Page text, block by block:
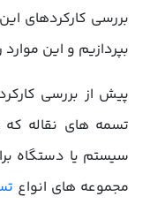
بررسی کارکردهای
بپردازیم و این
پیش از بررسی
تسمه های نقاله که
سیستم یا دستگاه
مجموعه های انواع